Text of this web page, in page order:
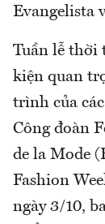
Evangelista
Tuần lễ thời
kiện quan
trình của
Công đoàn
de la Mode
Fashion
ngày 3/10,